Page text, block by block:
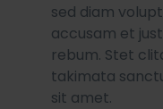
sed diam
accusam et
rebum. Stet
takimata
sit amet.